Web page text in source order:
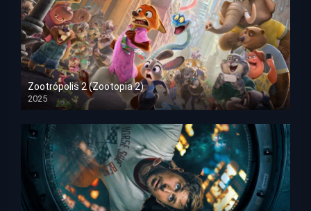
Zootrópolis 2 (Zootopia 2)
2025
HD 1080p